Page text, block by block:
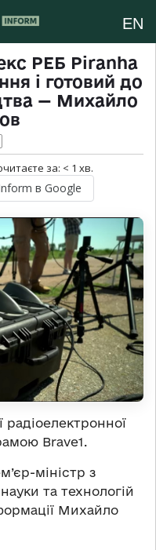
EN
РЕБ Piranha
і готовий до
— Михайло
за: < 1 хв.
в Google
радіоелектронної
Brave1.
міністр з
та технологій
Михайло